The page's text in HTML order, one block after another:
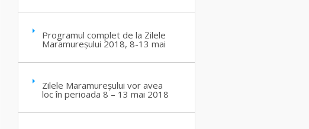
Programul complet de la Zilele
Maramureșului 2018, 8-13 mai
Zilele Maramureșului vor avea
loc în perioada 8 – 13 mai 2018